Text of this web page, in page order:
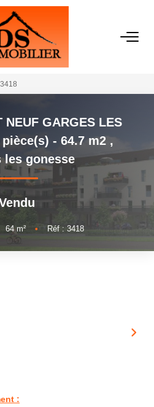
AGENCE
NEUF GARGES LES
pièce(s) - 64.7 m2 ,
les gonesse
64m² • Réf : 3418
: